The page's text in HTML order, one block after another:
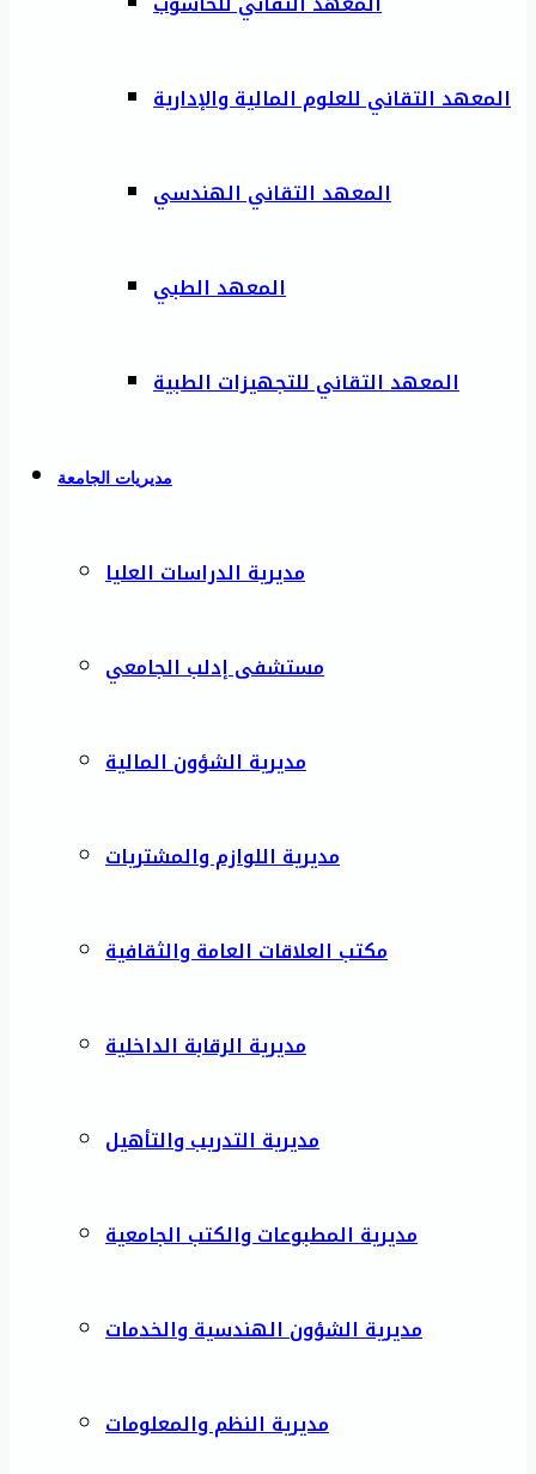
المعهد التقاني للعلوم المالية والإدارية
المعهد التقاني الهندسي
المعهد الطبي
المعهد التقاني للتجهيزات الطبية
مديريات الجامعة
مديرية الدراسات العليا
مستشفى إدلب الجامعي
مديرية الشؤون المالية
مديرية اللوازم والمشتريات
مكتب العلاقات العامة والثقافية
مديرية الرقابة الداخلية
مديرية التدريب والتأهيل
مديرية المطبوعات والكتب الجامعية
مديرية الشؤون الهندسية والخدمات
مديرية النظم والمعلومات